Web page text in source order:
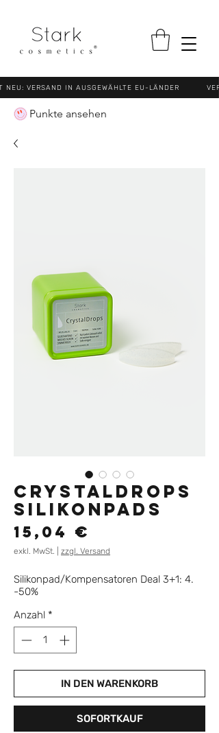
VERSAND IN AUSGEWÄHLTE EU-LÄNDER
Punkte ansehen
CRYSTALDROPS
SILIKONPADS
15,04 €
exkl. MwSt. zzgl. Versand
Silikonpad/Kompensatoren Deal 3+1: 4.
-50%
Anzahl *
IN DEN WARENKORB
SOFORTKAUF